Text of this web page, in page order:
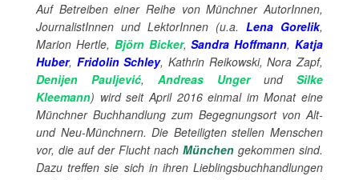
Auf Betreiben einer Reihe von Münchner AutorInnen,
JournalistInnen und LektorInnen (u.a. Lena Gorelik,
Marion Hertle, Björn Bicker,Sandra Hoffmann,Katja
Huber, Fridolin Schley, Kathrin Reikowski, Nora Zapf,
Denijen Pauljević, Andreas Ungerund Silke
Kleemann) wird seit April 2016 einmal im Monat eine
Münchner Buchhandlung zum Begegnungsort von Alt-
und Neu-Münchnern. Die Beteiligten stellen Menschen
vor, die auf der Flucht nach München gekommen sind.
Dazu treffen sie sich in ihren Lieblingsbuchhandlungen